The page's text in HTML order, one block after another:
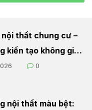
thất chung cư –
kiến tạo không gian
đại
0
nội thất màu bệt: